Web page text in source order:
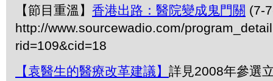
【節目重溫】 香港出路：醫院變成鬼門關 (7-
http://www.sourcewadio.com/
rid=109&cid=18
【袁醫生的醫療改革建議】 詳見2008年參選